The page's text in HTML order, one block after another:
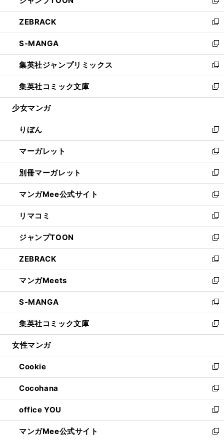
開
く
ウ
で
開
く
ン
ド
ウ
で
開
く
い
ウ
ィ
ン
ド
ウ
で
開
く
新
し
い
ウ
ィ
ン
ド
ウ
で
開
ZEBRACK
新
し
い
ウ
ィ
ン
ド
ウ
開
く
S-MANGA
新
し
い
ウ
ィ
ン
ウ
で
開
く
集英社ジャンプリミックス
新
し
い
ウ
ン
ド
ウ
で
開
く
集英社コミック文庫
新
し
ウ
ィ
ン
ド
ウ
で
開
く
少女マンガ
りぼん
新
し
い
ウ
ィ
ン
ド
ウ
で
開
く
マーガレット
新
し
い
ウ
ィ
ン
ド
ウ
で
開
く
別冊マーガレット
新
し
い
ウ
ィ
ン
ド
ウ
で
開
く
マンガMee公式サイト
新
し
い
ウ
ィ
ン
ド
ウ
で
開
く
リマコミ
新
し
い
ウ
ィ
ン
ド
ウ
で
開
く
ジャンプTOON
新
し
い
ウ
ィ
ン
ド
ウ
で
開
ZEBRACK
新
し
い
ウ
ィ
ン
ド
ウ
開
く
マンガMeets
新
し
い
ウ
ィ
ン
ウ
で
開
く
S-MANGA
新
し
い
ウ
ン
ド
ウ
で
開
く
集英社コミック文庫
新
し
ウ
ィ
ン
ド
ウ
で
開
く
女性マンガ
Cookie
新
し
い
ウ
ィ
ン
ド
Cocohana
新
し
い
ウ
ィ
office YOU
新
し
い
マンガMee公式サイト
新